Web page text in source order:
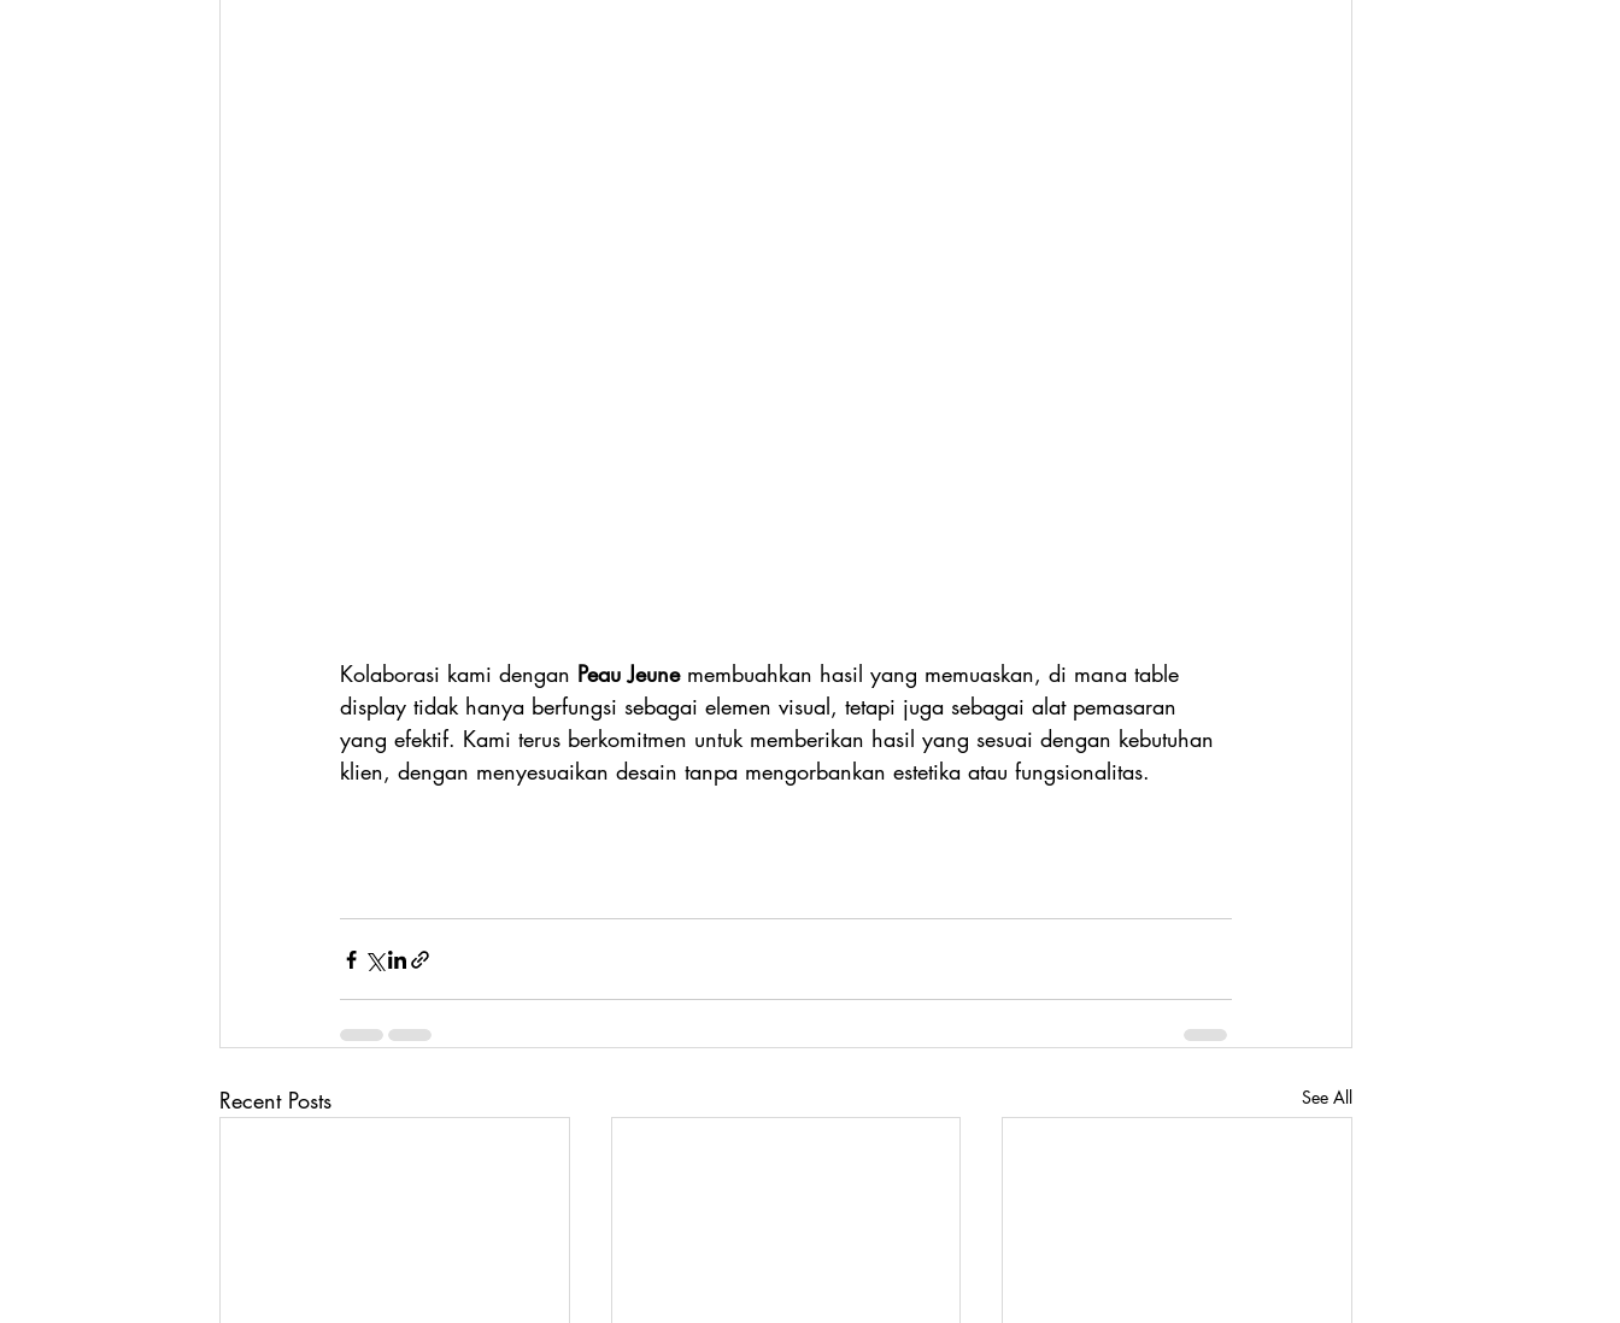
Kolaborasi kami dengan Peau Jeune membuahkan hasil yang memuaskan, di mana table
display tidak hanya berfungsi sebagai elemen visual, tetapi juga sebagai alat pemasaran
yang efektif. Kami terus berkomitmen untuk memberikan hasil yang sesuai dengan kebutuhan
klien, dengan menyesuaikan desain tanpa mengorbankan estetika atau fungsionalitas.
Recent Posts See All